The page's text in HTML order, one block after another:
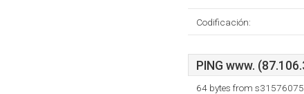
Codificación:
PING www.
64 bytes from